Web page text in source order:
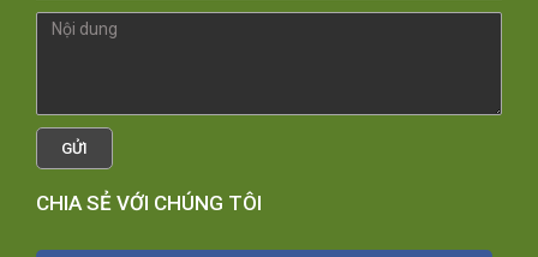
GỬI
CHIA SẺ VỚI CHÚNG TÔI